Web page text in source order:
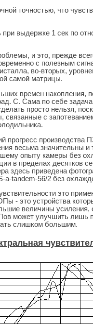
точностью, что
при выдержке 1 сек по
и это, прежде
с полезным
во-вторых,
самой матрицы.
времен накопления,
С. Сама по себе
просто нельзя,
с
прогресс производства
весьма значительны
опыту камеры без
в пределах десятков
здесь приведена
a-tandem-56/2 без
это
- это устройства
величины усиления,
может улучшить лишь
слишком большим.